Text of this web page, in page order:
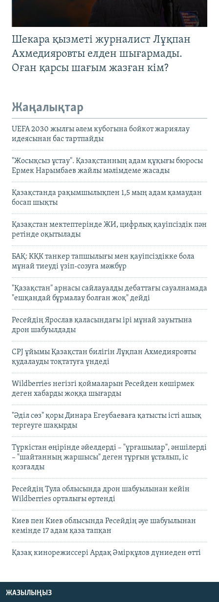
Шекара қызметі журналист Лұқпан
Ахмедияровты елден шығармады.
Оған қарсы шағым жазған кім?
Жаңалықтар
UEFA 2030 жылғы әлем кубогына бойкот жариялау
идеясынан бас тартпайды
"Жосықсыз ұстау". Қазақстанның адам құқығы бюросы
Ермек Нарымбаев жайлы мәлімдеме жасады
Қазақстанда рақымшылықпен 1,5 мың адам қамаудан
босап шықты
Қазақстан мектептерінде ЖИ, цифрлық қауіпсіздік пән
ретінде оқытылады
БАҚ: КҚК танкер тапшылығы мен қауіпсіздікке бола
мұнай тиеуді үзіп-созуға мәжбүр
"Қазақстан" арнасы сайлауалды дебаттағы сауалнамада
"ешқандай бұрмалау болған жоқ" дейді
Ресейдің Ярослав қаласындағы ірі мұнай зауытына
дрон шабуылдады
CPJ ұйымы Қазақстан билігін Лұқпан Ахмедияровты
қудалауды тоқтатуға үндеді
Wildberries негізгі қоймаларын Ресейден көшірмек
деген хабарды жоққа шығарды
"Әділ сөз" қоры Динара Егеубаеваға қатысты істі ашық
тергеуге шақырды
Түркістан өңірінде әйелдерді – "ұрғашылар", әншілерді
– "шайтанның жаршысы" деген тұрғын ұсталып, іс
қозғалды
Ресейдің Тула облысында дрон шабуылынан кейін
Wildberries орталығы өртенді
Киев пен Киев облысында Ресейдің әуе шабуылынан
кемінде 17 адам қаза тапқан
Қазақ кинорежиссері Ардақ Әмірқұлов дүниеден өтті
ЖАЗЫЛЫҢЫЗ